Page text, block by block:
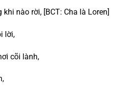
nào rời, [BCT: Cha là Loren]
lời,
cõi lành,